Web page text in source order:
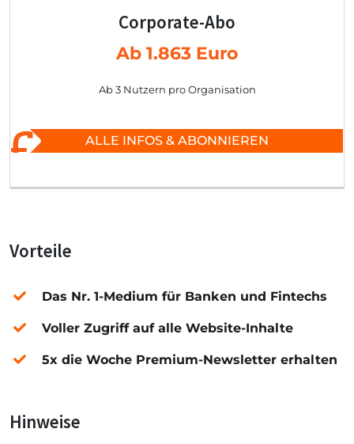
Corporate-Abo
Ab 1.863 Euro
Ab 3 Nutzern pro Organisation
ALLE INFOS & ABONNIEREN
Vorteile
Das Nr. 1-Medium für Banken und Fintechs
Voller Zugriff auf alle Website-Inhalte
5x die Woche Premium-Newsletter erhalten
Hinweise